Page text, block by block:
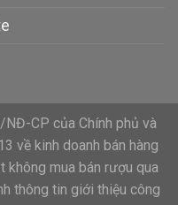
CP của Chính phủ và
về kinh doanh bán hàng
không mua bán rượu qua
thông tin giới thiệu công